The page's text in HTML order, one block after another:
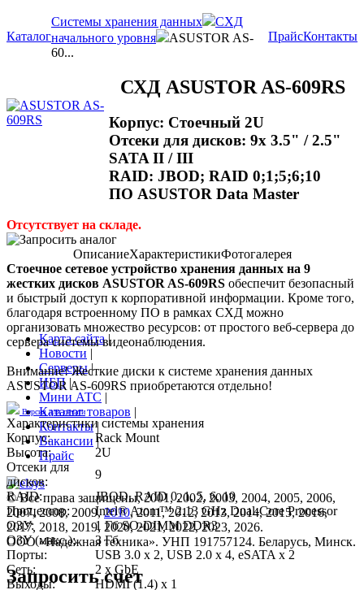
Каталог
Системы хранения данных
СХД
начального уровня
ASUSTOR AS-
60...
ПрайсКонтакты
СХД ASUSTOR AS-609RS
Корпус: Стоечный 2U
Отсеки для дисков: 9x 3.5" / 2.5"
SATA II / III
RAID: JBOD; RAID 0;1;5;6;10
ПО ASUSTOR Data Master
Отсутствует на складе.
ОписаниеХарактеристикиФотогалерея
Стоечное сетевое устройство хранения данных на 9
жестких дисков ASUSTOR AS-609RS обеспечит безопасный
и быстрый доступ к корпоративной информации. Кроме того,
благодаря встроенному ПО в рамках СХД можно
организовать множество ресурсов: от простого веб-сервера до
сервера системы видеонаблюдения.
Внимание! Жесткие диски к системе хранения данных
ASUSTOR AS-609RS приобретаются отдельно!
Версия для печати
Характеристики системы хранения
Корпус:
Rack Mount
Высота:
2U
Отсеки для
дисков:
9
RAID:
JBOD, RAID 0, 1, 5, 6, 10
Процессор:
Intel® Atom™ 2.13 GHz Dual-Core Processor
ОЗУ:
1 Гб SO-DIMM DDR3
ОЗУ (макс.):
3 Гб
Порты:
USB 3.0 x 2, USB 2.0 x 4, eSATA x 2
Сеть:
2 x GbE
Выходы:
HDMI (1.4) x 1
Карта сайта|
Новости |
Серверы|
ИБП |
Мини АТС |
Каталог товаров |
Контакты|
Вакансии|
Прайс
© Все права защищены, 2001, 2002, 2003, 2004, 2005, 2006,
2007, 2008, 2009,2010, 2011, 2012, 2013, 2014, 2015, 2016,
2017, 2018, 2019, 2020, 2021, 2022, 2023, 2026.
ООО «Надежная техника». УНП 191757124. Беларусь, Минск.
Запросить счет